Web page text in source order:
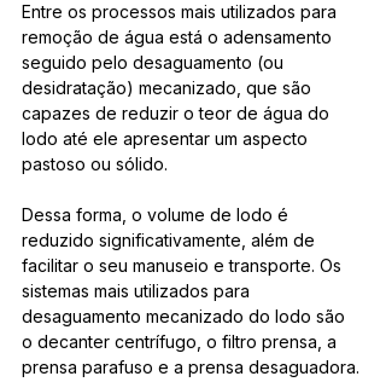
Entre os processos mais utilizados para
remoção de água está o adensamento
seguido pelo desaguamento (ou
desidratação) mecanizado, que são
capazes de reduzir o teor de água do
lodo até ele apresentar um aspecto
pastoso ou sólido.
Dessa forma, o volume de lodo é
reduzido significativamente, além de
facilitar o seu manuseio e transporte. Os
sistemas mais utilizados para
desaguamento mecanizado do lodo são
o decanter centrífugo, o filtro prensa, a
prensa parafuso e a prensa desaguadora.